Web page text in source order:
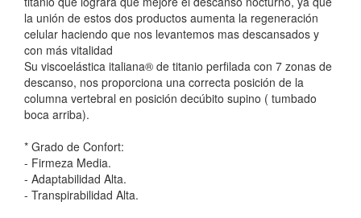
la unión de estos dos productos aumenta la regeneración
celular haciendo que nos levantemos mas descansados y
con más vitalidad
Su viscoelástica italiana® de titanio perfilada con 7 zonas de
descanso, nos proporciona una correcta posición de la
columna vertebral en posición decúbito supino ( tumbado
boca arriba).
* Grado de Confort:
- Firmeza Media.
- Adaptabilidad Alta.
- Transpirabilidad Alta.